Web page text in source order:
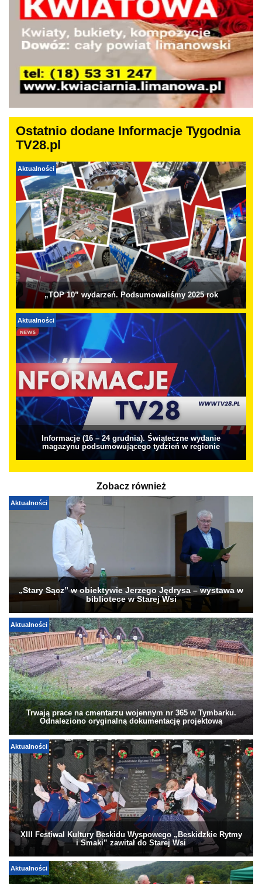
Ostatnio dodane Informacje Tygodnia
TV28.pl
Aktualności
„TOP 10” wydarzeń. Podsumowaliśmy 2025 rok
Aktualności
Informacje (16 – 24 grudnia). Świąteczne wydanie
magazynu podsumowującego tydzień w regionie
Zobacz również
Aktualności
„Stary Sącz” w obiektywie Jerzego Jędrysa – wystawa w
bibliotece w Starej Wsi
Aktualności
Trwają prace na cmentarzu wojennym nr 365 w Tymbarku.
Odnaleziono oryginalną dokumentację projektową
Aktualności
XIII Festiwal Kultury Beskidu Wyspowego „Beskidzkie Rytmy
i Smaki” zawitał do Starej Wsi
Aktualności